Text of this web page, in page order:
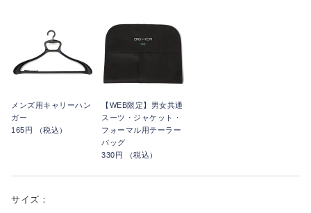
メンズ用キャリーハン
ガー
165円 （税込）
【WEB限定】男女共通
スーツ・ジャケット・
フォーマル用テーラー
バッグ
330円 （税込）
サイズ：